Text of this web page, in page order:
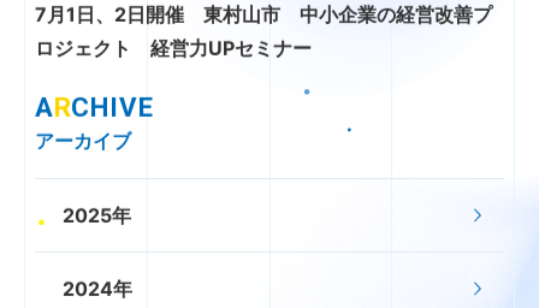
7月1日、2日開催 東村山市 中小企業の経営改善プ
ロジェクト 経営力UPセミナー
ARCHIVE
アーカイブ
2025年
2024年